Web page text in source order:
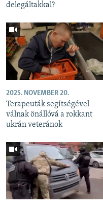
delegáltakkal?
2025. NOVEMBER 20.
Terapeuták segítségével
válnak önállóvá a rokkant
ukrán veteránok